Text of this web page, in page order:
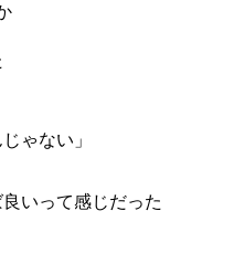
ゃない」
いって感じだった